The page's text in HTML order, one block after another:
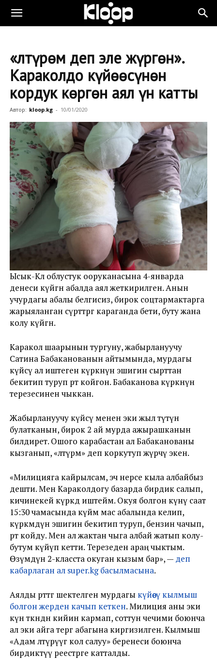
«Өлтүрөм деп эле жүргөн».
Караколдо күйөөсүнөн
кордук көргөн аял үн катты
Автор: kloop.kg - 10/01/2020
Ысык-Көл облустук ооруканасына 4-январда
денеси күйгөн абалда аял жеткирилген. Анын
учурдагы абалы белгисиз, бирок соцтармактарга
жарыяланган сүрөттөргө караганда бети, буту жана
колу күйгөн.
Каракол шаарынын тургуну, жабырлануучу
Сатина Бабаканованын айтымында, мурдагы
күйөөсү ал иштеген күркөнүн эшигин сырттан
бекитип туруп өрт койгон. Бабаканова күркөнүн
терезесинен чыккан.
Жабырлануучу күйөөсү менен эки жыл түтүн
булатканын, бирок 2 ай мурда ажырашканын
билдирет. Ошого карабастан ал Бабаканованы
кызганып, «өлтүрөм» деп коркутуп жүрчү экен.
«Милицияга кайрылсам, эч нерсе кыла албайбыз
дешти. Мен Караколдогу базарда бирдик салып,
кичинекей күркөдө иштейм. Окуя болгон күнү саат
15:30 чамасында күйөөм мас абалында келип,
күркөмдүн эшигин бекитип туруп, бензин чачып,
өрт койду. Мен ал жактан чыга албай жатып колу-
бутум күйүп кетти. Терезеден араң чыктым.
Өзүмдүн 2-класста окуган кызым бар», — деп
кабарлаган ал super.kg басылмасына.
Аялды өрттөөгө шектелген мурдагы күйөөсү кылмыш
болгон жерден качып кеткен. Милиция аны эки
күн өткөндөн кийин кармап, соттун чечими боюнча
ал эки айга тергөө абагына киргизилген. Кылмыш
«Адам өлтүрүүгө кол салуу» беренеси боюнча
бирдиктүү реестрге катталды.